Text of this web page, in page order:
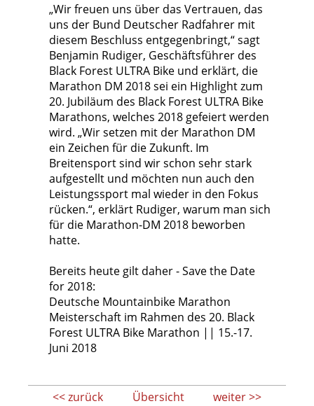
„Wir freuen uns über das Vertrauen, das
uns der Bund Deutscher Radfahrer mit
diesem Beschluss entgegenbringt,“ sagt
Benjamin Rudiger, Geschäftsführer des
Black Forest ULTRA Bike und erklärt, die
Marathon DM 2018 sei ein Highlight zum
20. Jubiläum des Black Forest ULTRA Bike
Marathons, welches 2018 gefeiert werden
wird. „Wir setzen mit der Marathon DM
ein Zeichen für die Zukunft. Im
Breitensport sind wir schon sehr stark
aufgestellt und möchten nun auch den
Leistungssport mal wieder in den Fokus
rücken.“, erklärt Rudiger, warum man sich
für die Marathon-DM 2018 beworben
hatte.
Bereits heute gilt daher - Save the Date
for 2018:
Deutsche Mountainbike Marathon
Meisterschaft im Rahmen des 20. Black
Forest ULTRA Bike Marathon || 15.-17.
Juni 2018
<< zurück weiter >>
Übersicht